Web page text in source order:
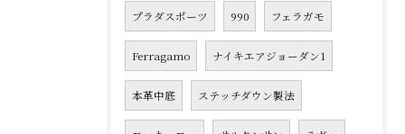
プラダスポーツ 990 フェラガモ
Ferragamo ナイキエアジョーダン1
本革中底 ステッチダウン製法